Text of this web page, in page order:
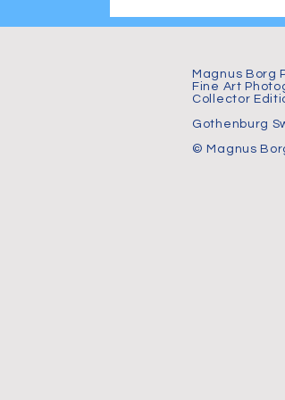
Magnus Borg
Fine Art
Collector
Gothenburg
© Magnus